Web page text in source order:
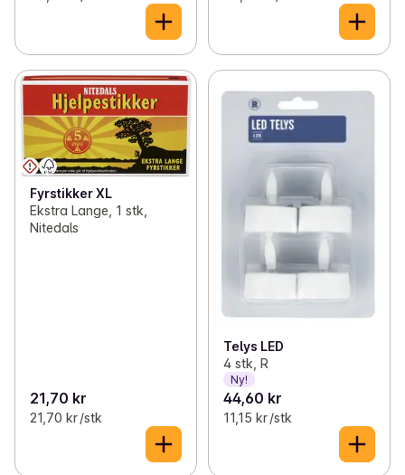
Fyrstikker XL
Ekstra Lange, 1 stk,
Nitedals
21,70 kr
21,70 kr /stk
Telys LED
4 stk, R
Ny!
44,60 kr
11,15 kr /stk